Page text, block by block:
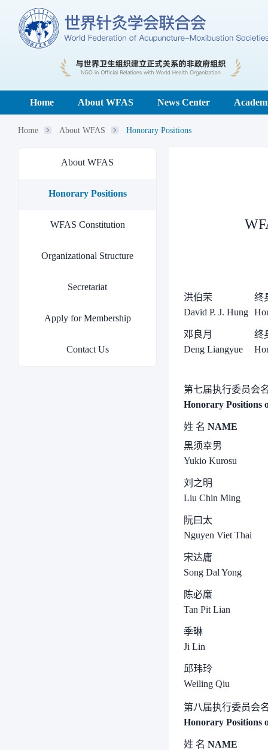
Home About WFAS News Center
Home About WFAS Honorary Positions
About WFAS
Honorary Positions
WFAS Constitution
Organizational Structure
Secretariat
Apply for Membership
Contact Us
洪伯荣
David P. J. Hung
终
邓良月
Deng Liangyue
终
第七届执行委员会
Honorary Positions
姓 名 NAME
黑须幸男
Yukio Kurosu
刘之明
Liu Chin Ming
阮曰太
Nguyen Viet Thai
宋达庸
Song Dal Yong
陈必廉
Tan Pit Lian
季琳
Ji Lin
邱玮玲
Weiling Qiu
第八届执行委员会
Honorary Positions
姓 名 NAME